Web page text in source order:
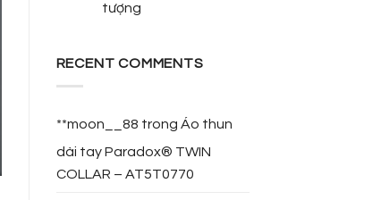
tượng
RECENT COMMENTS
**moon__88 trong Áo thun
dài tay Paradox® TWIN
COLLAR – AT5T0770